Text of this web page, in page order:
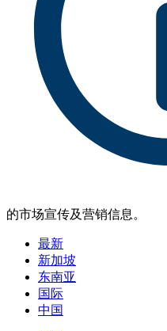
的市场宣传及营销信息。
最新
新加坡
东南亚
国际
中国